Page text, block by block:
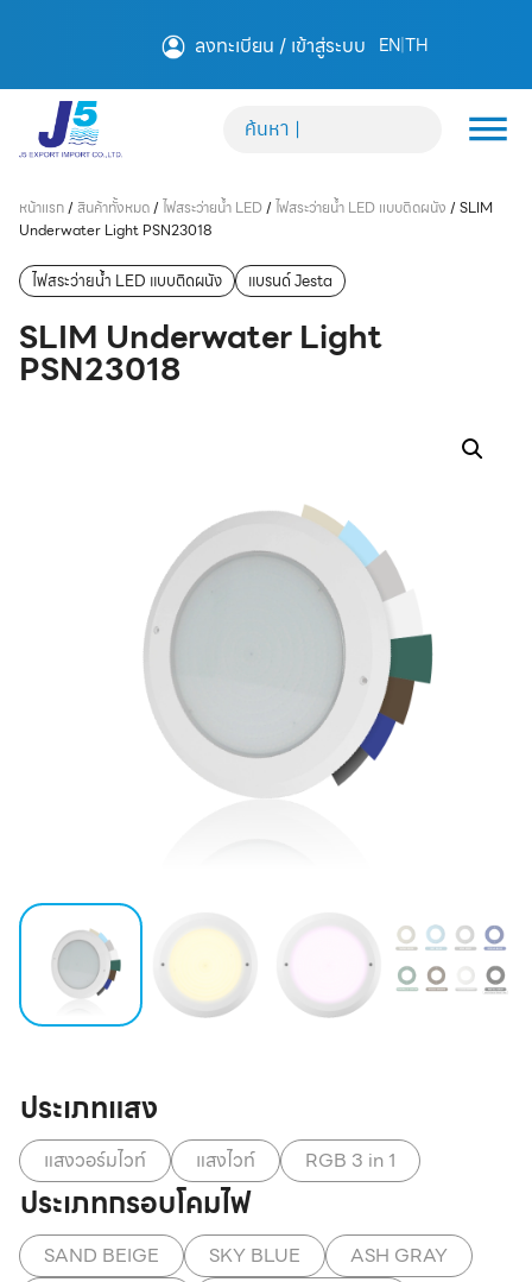
ลงทะเบียน / เข้าสู่ระบบ EN|TH
หน้าแรก/ สินค้าทั้งหมด/ ไฟสระว่ายน้ำ LED/ ไฟสระว่ายน้ำ LED แบบติดผนัง / SLIM
Underwater Light PSN23018
ไฟสระว่ายน้ำ LED แบบติดผนัง แบรนด์ Jesta
SLIM Underwater Light
PSN23018
ประเภทแสง
แสงวอร์มไวท์ แสงไวท์ RGB 3 in 1
ประเภทกรอบโคมไฟ
SAND BEIGE SKY BLUE
ASH GRAY